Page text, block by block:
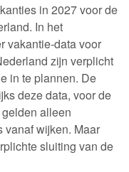
in 2027 voor de
In het
vakantie-data voor
zijn verplicht
in te plannen. De
deze data, voor de
alleen
vanaf wijken. Maar
sluiting van de